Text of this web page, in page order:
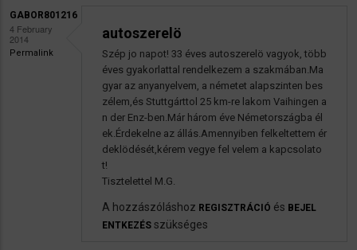
GABOR801216
4 February
2014
Permalink
autoszerelö
Szép jo napot! 33 éves autoszerelö vagyok, több
éves gyakorlattal rendelkezem a szakmában.Ma
gyar az anyanyelvem, a németet alapszinten bes
zélem,és Stuttgárttol 25 km-re lakom Vaihingen a
n der Enz-ben.Már három éve Németországba él
ek.Érdekelne az állás.Amennyiben felkeltettem ér
deklödését,kérem vegye fel velem a kapcsolato
t!
Tisztelettel M.G.
A hozzászóláshoz REGISZTRÁCIÓ és BEJEL
ENTKEZÉS szükséges